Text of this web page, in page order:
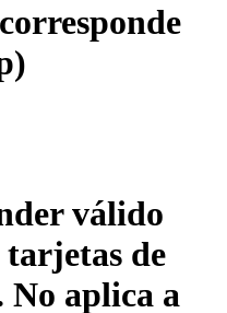
válido
de
aplica a